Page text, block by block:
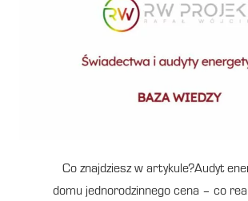
Co znajdziesz w artykule?Audyt
domu jednorodzinnego cena – co